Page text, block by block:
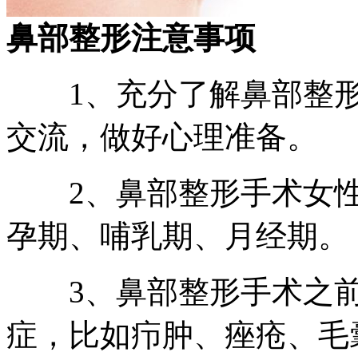
鼻部整形注意事项
1、充分了解鼻部整形
交流，做好心理准备。
2、鼻部整形手术女性
孕期、哺乳期、月经期。
3、鼻部整形手术之前
症，比如疖肿、痤疮、